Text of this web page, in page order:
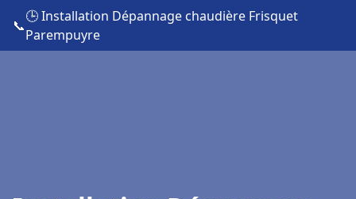
📞
🕒 Installation Dépannage chaudière Frisquet
Parempuyre